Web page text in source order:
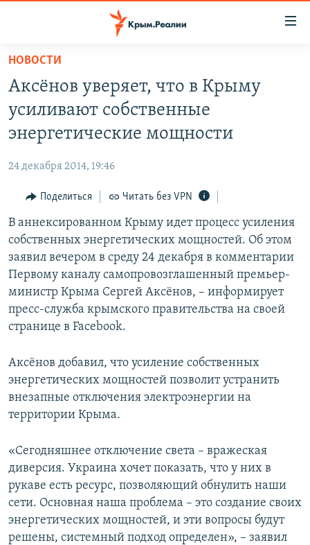
Вернуться
основному
содержанию
Вернутся
главной
навигации
Вернутся
поиску
СПЕЦПРОЕКТЫ
11 ЛЕТ ОККУПАЦИИ КРЫМА. 11 ИСТОРИЙ СОПРОТИВЛЕНИЯ
ЕЩЕ
ИНТЕРАКТИВ
ИНФОГРАФИКА
ТЕЛЕПРОЕКТ КРЫМ.РЕАЛИИ
СОВЕТЫ ПРАВОЗАЩИТНИКОВ
ПРОПАВШИЕ БЕЗ ВЕСТИ
ПОБЕДИТЕЛЕЙ НЕ СУДЯТ?
УКРАИНСКАЯ ПРОБЛЕМА КРЫМА
РАДІО СВОБОДА
КАК ОБОЙТИ БЛОКИРОВКУ
Українською
Qırımtatar
ПРИСОЕДИНЯЙТЕСЬ!
Все сайты RFE/RL
НОВОСТИ
Аксёнов уверяет, что в Крыму
усиливают собственные
энергетические мощности
24 декабря 2014, 19:46
Поделиться Читать без VPN
В аннексированном Крыму идет процесс усиления
собственных энергетических мощностей. Об этом
заявил вечером в среду 24 декабря в комментарии
Первому каналу самопровозглашенный премьер-
министр Крыма Сергей Аксёнов, – информирует
пресс-служба крымского правительства на своей
странице в Facebook.
Аксёнов добавил, что усиление собственных
энергетических мощностей позволит устранить
внезапные отключения электроэнергии на
территории Крыма.
«Сегодняшнее отключение света – вражеская
диверсия. Украина хочет показать, что у них в
рукаве есть ресурс, позволяющий обнулить наши
сети. Основная наша проблема – это создание своих
энергетических мощностей, и эти вопросы будут
решены, системный подход определен», – заявил